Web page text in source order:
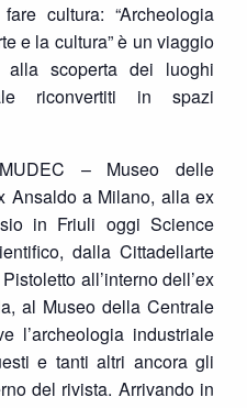
cultura: “Archeologia
e la cultura” è un viaggio
scoperta dei luoghi
riconvertiti in spazi
– Museo delle
Ansaldo a Milano, alla ex
in Friuli oggi Science
dalla Cittadellarte
all’interno dell’ex
al Museo della Centrale
l’archeologia industriale
e tanti altri ancora gli
del rivista. Arrivando in